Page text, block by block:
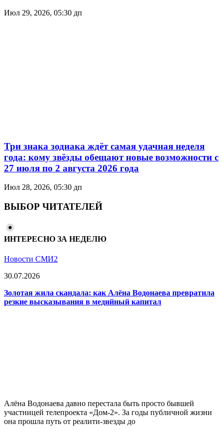
Июл 29, 2026, 05:30 дп
Три знака зодиака ждёт самая удачная неделя
года: кому звёзды обещают новые возможности с
27 июля по 2 августа 2026 года
Июл 28, 2026, 05:30 дп
ВЫБОР ЧИТАТЕЛЕЙ
ИНТЕРЕСНО ЗА НЕДЕЛЮ
Новости СМИ2
30.07.2026
Золотая жила скандала: как Алёна Водонаева превратила
резкие высказывания в медийный капитал
Алёна Водонаева давно перестала быть просто бывшей
участницей телепроекта «Дом-2». За годы публичной жизни
она прошла путь от реалити-звезды до